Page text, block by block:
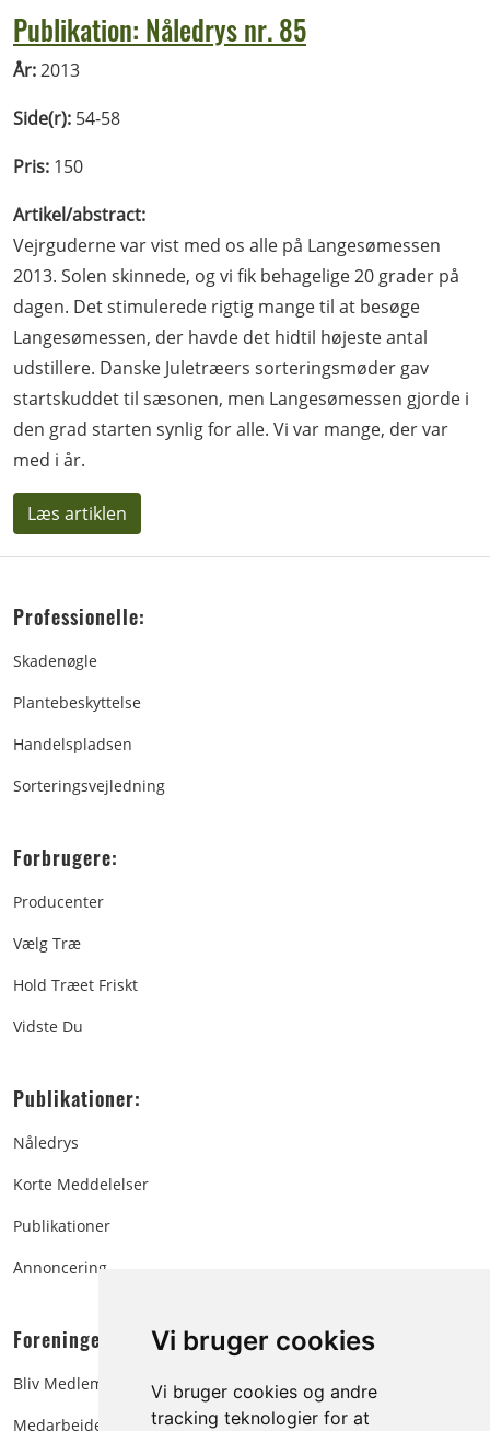
Vi bruger cookies
Vi bruger cookies og andre
tracking teknologier for at
Publikation: Nåledrys nr. 85
År:2013
Side(r): 54-58
Pris: 150
Artikel/abstract:
Vejrguderne var vist med os alle på Langesømessen
2013. Solen skinnede, og vi fik behagelige 20 grader på
dagen. Det stimulerede rigtig mange til at besøge
Langesømessen, der havde det hidtil højeste antal
udstillere. Danske Juletræers sorteringsmøder gav
startskuddet til sæsonen, men Langesømessen gjorde i
den grad starten synlig for alle. Vi var mange, der var
med i år.
Læs artiklen
Professionelle:
Skadenøgle
Plantebeskyttelse
Handelspladsen
Sorteringsvejledning
Forbrugere:
Producenter
Vælg Træ
Hold Træet Friskt
Vidste Du
Publikationer:
Nåledrys
Korte Meddelelser
Publikationer
Annoncering
Foreningen:
Bliv Medlem
Medarbejdere